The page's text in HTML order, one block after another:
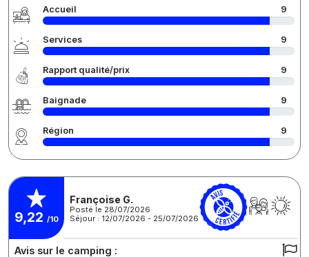
Accueil 9
Services 9
Rapport qualité/prix 9
Baignade 9
Région 9
9,22 /10
Françoise G.
Posté le 28/07/2026
Séjour : 12/07/2026 - 25/07/2026
Avis sur le camping :